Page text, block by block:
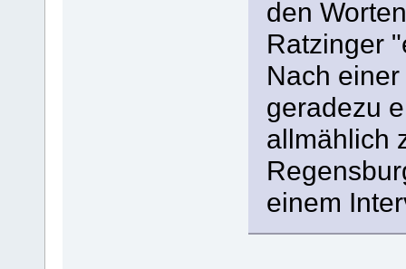
den
Ratzinger
Nach
geradezu
allmählich
einem